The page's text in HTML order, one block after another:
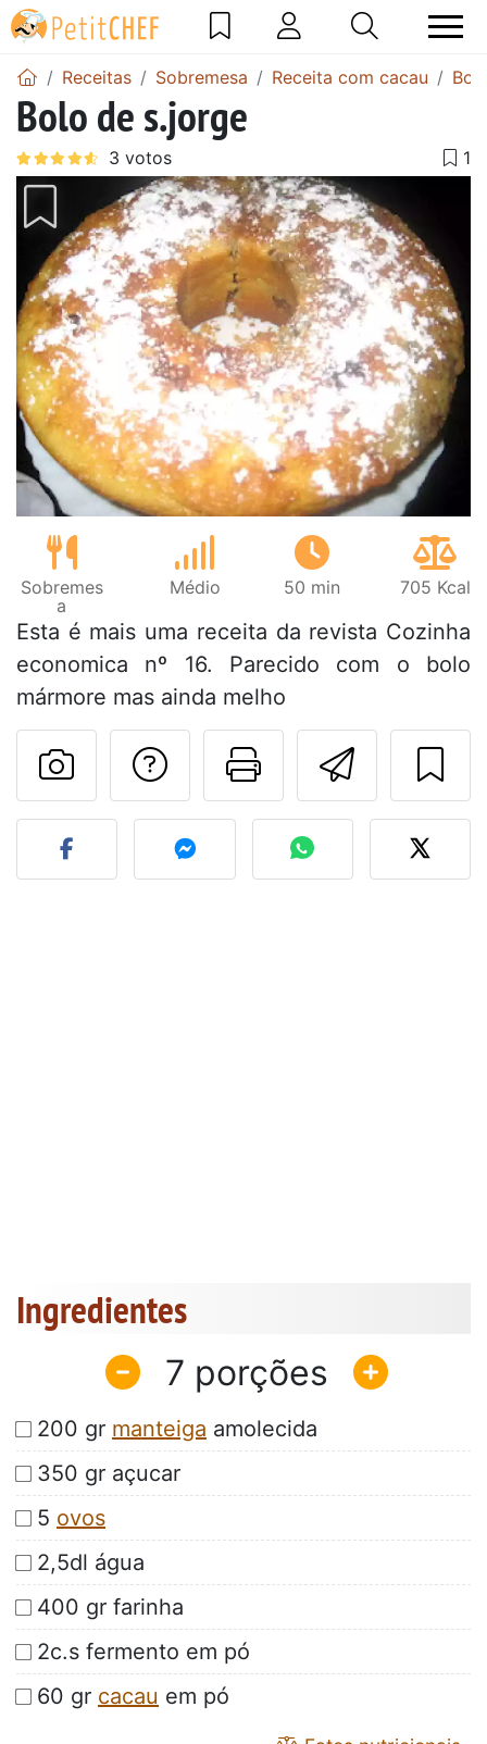
Receitas Sobremesa Receita com cacau
Bolo de s.jorge
Sobremes
a
Médio 50 min 705 Kcal
Esta é mais uma receita da revista Cozinha
economica nº 16. Parecido com o bolo
mármore mas ainda melho
Imprima
Falar com o autor
Fez esta receita?
Ingredientes
7
200 gr manteiga amolecida
350 gr açucar
5 ovos
2,5dl água
400 gr farinha
2c.s fermento em pó
60 gr cacau em pó